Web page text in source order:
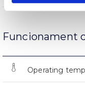
Funcionament
Operating